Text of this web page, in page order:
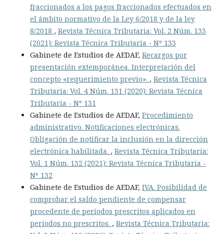
fraccionados a los pagos fraccionados efectuados en
el ámbito normativo de la Ley 6/2018 y de la ley
8/2018 , Revista Técnica Tributaria: Vol. 2 Núm. 133
(2021): Revista Técnica Tributaria - Nº 133
Gabinete de Estudios de AEDAF, Recargos por
presentación extemporánea. Interpretación del
concepto «requerimiento previo». , Revista Técnica
Tributaria: Vol. 4 Núm. 131 (2020): Revista Técnica
Tributaria - Nº 131
Gabinete de Estudios de AEDAF, Procedimiento
administrativo. Notificaciones electrónicas.
Obligación de notificar la inclusión en la dirección
electrónica habilitada. , Revista Técnica Tributaria:
Vol. 1 Núm. 132 (2021): Revista Técnica Tributaria -
Nº 132
Gabinete de Estudios de AEDAF, IVA. Posibilidad de
comprobar el saldo pendiente de compensar
procedente de periodos prescritos aplicados en
periodos no prescritos. , Revista Técnica Tributaria: